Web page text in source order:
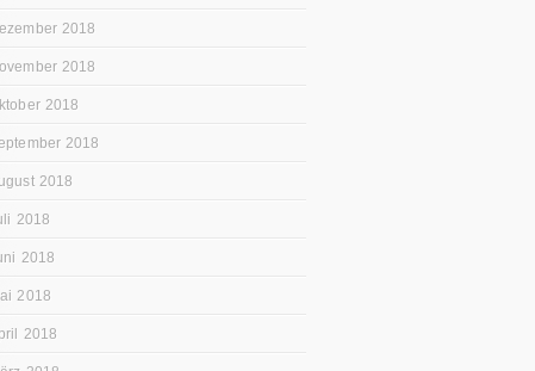
2018
2018
2018
2018
2018
2018
2018
2018
2018